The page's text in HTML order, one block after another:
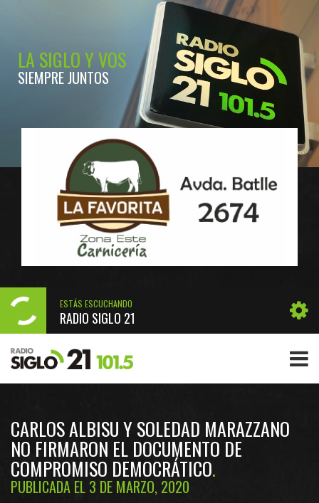
LA SIGLO Y VOS
SIEMPRE JUNTOS
ESTÁS ESCUCHANDO
RADIO SIGLO 21
CARLOS ALBISU Y SOLEDAD MARAZZANO
NO FIRMARON EL DOCUMENTO DE
COMPROMISO DEMOCRÁTICO
PUBLICADA EL 3 DE MARZO, 2020